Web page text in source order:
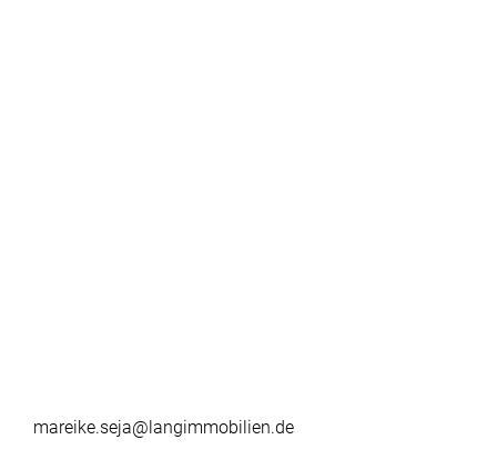
mareike.seja@langimmobilien.de